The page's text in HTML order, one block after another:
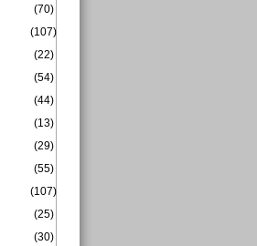
(70)
(107)
(22)
(54)
(44)
(13)
(29)
(55)
(107)
(25)
(30)